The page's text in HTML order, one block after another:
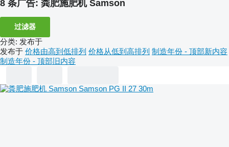
8 条广告: 粪肥施肥机 Samson
过滤器
分类: 发布于
发布于 价格由高到低排列 价格从低到高排列 制造年份 - 顶部新内容
制造年份 - 顶部旧内容